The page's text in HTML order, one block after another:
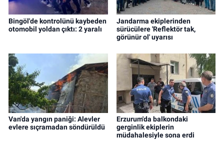
Bingöl'de kontrolünü kaybeden
otomobil yoldan çıktı: 2 yaralı
Jandarma ekiplerinden
sürücülere 'Reflektör tak,
görünür ol' uyarısı
Van'da yangın paniği: Alevler
evlere sıçramadan söndürüldü
Erzurum'da balkondaki
gerginlik ekiplerin
müdahalesiyle sona erdi